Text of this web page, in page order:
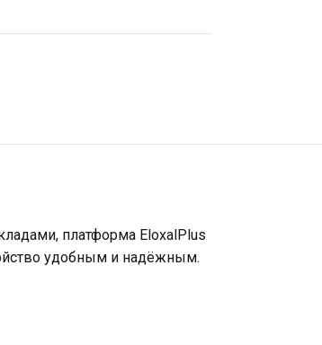
платформа EloxalPlus
удобным и надёжным.